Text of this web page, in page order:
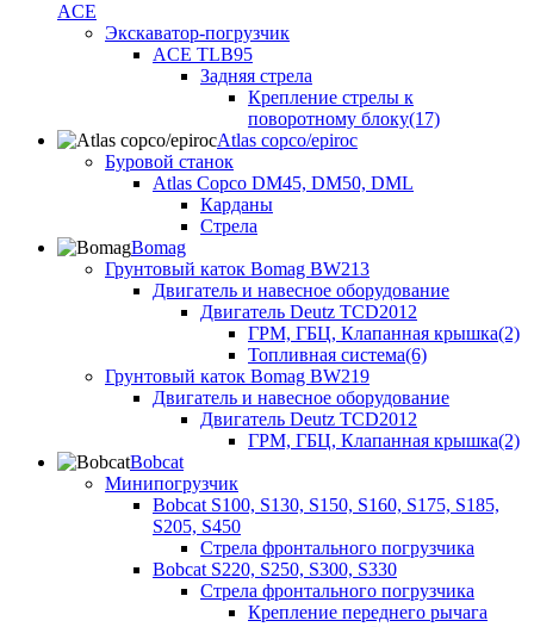
ACE
Экскаватор-погрузчик
ACE TLB95
Задняя стрела
Крепление стрелы к
поворотному блоку(17)
Atlas copco/epiroc
Буровой станок
Atlas Copco DM45, DM50, DML
Карданы
Стрела
Bomag
Грунтовый каток Bomag BW213
Двигатель и навесное оборудование
Двигатель Deutz TCD2012
ГРМ, ГБЦ, Клапанная крышка(2)
Топливная система(6)
Грунтовый каток Bomag BW219
Двигатель и навесное оборудование
Двигатель Deutz TCD2012
ГРМ, ГБЦ, Клапанная крышка(2)
Bobcat
Минипогрузчик
Bobcat S100, S130, S150, S160, S175, S185,
S205, S450
Стрела фронтального погрузчика
Bobcat S220, S250, S300, S330
Стрела фронтального погрузчика
Крепление переднего рычага